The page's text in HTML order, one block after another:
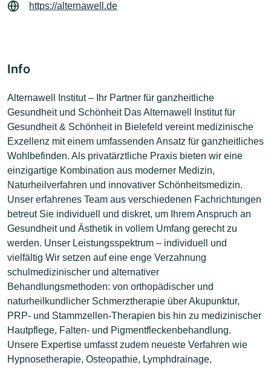
https://alternawell.de
Info
Alternawell Institut – Ihr Partner für ganzheitliche
Gesundheit und Schönheit Das Alternawell Institut für
Gesundheit & Schönheit in Bielefeld vereint medizinische
Exzellenz mit einem umfassenden Ansatz für ganzheitliches
Wohlbefinden. Als privatärztliche Praxis bieten wir eine
einzigartige Kombination aus moderner Medizin,
Naturheilverfahren und innovativer Schönheitsmedizin.
Unser erfahrenes Team aus verschiedenen Fachrichtungen
betreut Sie individuell und diskret, um Ihrem Anspruch an
Gesundheit und Ästhetik in vollem Umfang gerecht zu
werden. Unser Leistungsspektrum – individuell und
vielfältig Wir setzen auf eine enge Verzahnung
schulmedizinischer und alternativer
Behandlungsmethoden: von orthopädischer und
naturheilkundlicher Schmerztherapie über Akupunktur,
PRP- und Stammzellen-Therapien bis hin zu medizinischer
Hautpflege, Falten- und Pigmentfleckenbehandlung.
Unsere Expertise umfasst zudem neueste Verfahren wie
Hypnosetherapie, Osteopathie, Lymphdrainage,